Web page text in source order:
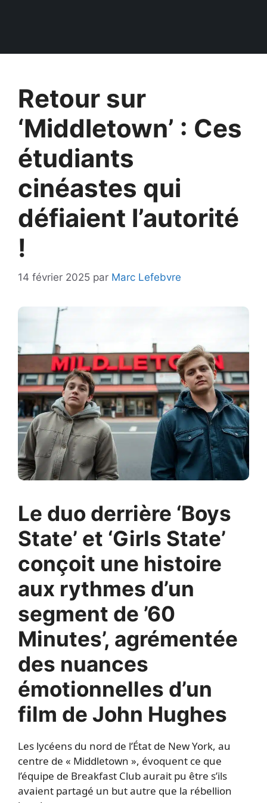
Retour sur
‘Middletown’ : Ces
étudiants
cinéastes qui
défiaient l’autorité
!
14 février 2025 par Marc Lefebvre
Le duo derrière ‘Boys
State’ et ‘Girls State’
conçoit une histoire
aux rythmes d’un
segment de ’60
Minutes’, agrémentée
des nuances
émotionnelles d’un
film de John Hughes
Les lycéens du nord de l’État de New York, au
centre de « Middletown », évoquent ce que
l’équipe de Breakfast Club aurait pu être s’ils
avaient partagé un but autre que la rébellion